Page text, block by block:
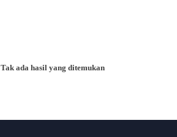
Tak ada hasil yang ditemukan